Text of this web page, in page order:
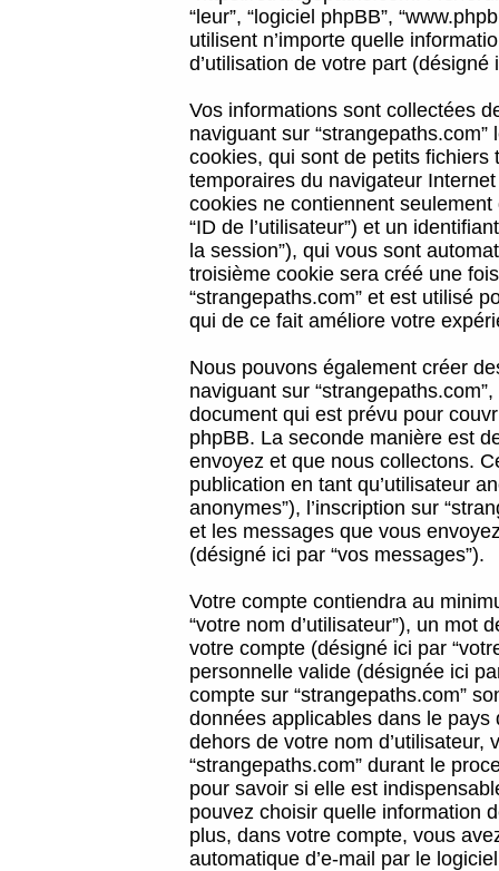
“leur”, “logiciel phpBB”,
utilisent n’importe quelle
d’utilisation de votre part (désigné
Vos informations sont collectées
naviguant sur
cookies, qui sont de petits
temporaires du navigateur
cookies ne contiennent
“ID de l’utilisateur”) et un
la session”), qui vous sont
troisième cookie sera créé une
“strangepaths.com” et est utilisé
qui de ce fait améliore votre
Nous pouvons également créer
naviguant sur
document qui est prévu pour
phpBB. La seconde manière est
envoyez et que nous collectons.
publication en tant qu’utilisateur
anonymes”), l’inscription sur
et les messages que vous
(désigné ici par “vos messages”).
Votre compte contiendra au
“votre nom d’utilisateur”), un mot
votre compte (désigné ici par
personnelle valide (désignée ici
compte sur “strangepaths.com”
données applicables dans le
dehors de votre nom
“strangepaths.com” durant le
pour savoir si elle est
pouvez choisir quelle information
plus, dans votre compte, vous
automatique d’e-mail par le